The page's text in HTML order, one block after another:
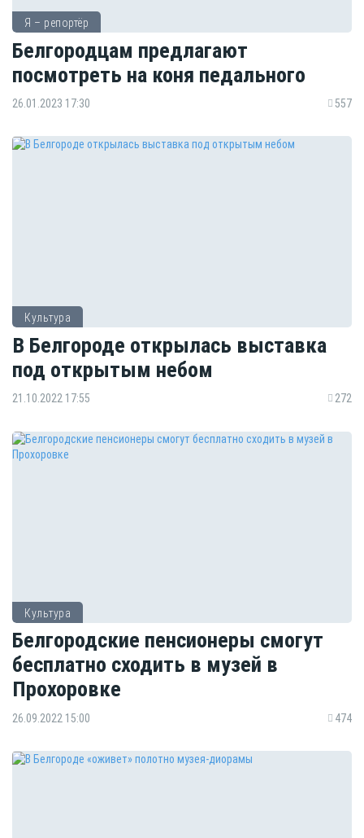
Я – репортёр
Белгородцам предлагают
посмотреть на коня педального
26.01.2023 17:30 557
Культура
В Белгороде открылась выставка
под открытым небом
21.10.2022 17:55 272
Культура
Белгородские пенсионеры смогут
бесплатно сходить в музей в
Прохоровке
26.09.2022 15:00 474